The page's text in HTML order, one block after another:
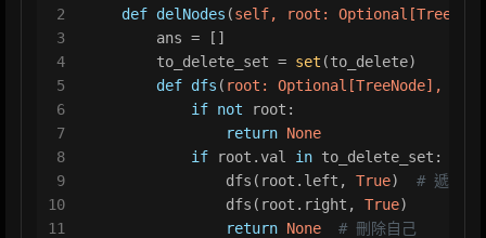
2
3
4
5
6
7
8
9
10
11
def delNodes (self, root: Optional
        ans = []
        to_delete_set =
set (to_delete)
def dfs ( root: Optional [TreeNode],
if not root:
return None
if root.val in to_delete_set:
                dfs(root.left,
True) # 遞迴處
                dfs(root.right,
True)
return None
# 刪除自己